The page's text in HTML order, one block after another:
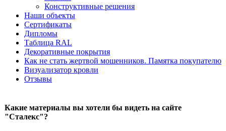
Конструктивные решения
Наши объекты
Сертификаты
Дипломы
Таблица RAL
Декоративные покрытия
Как не стать жертвой мошенников. Памятка покупателю
Визуализатор кровли
Отзывы
Какие материалы вы хотели бы видеть на сайте
"Сталекс"?